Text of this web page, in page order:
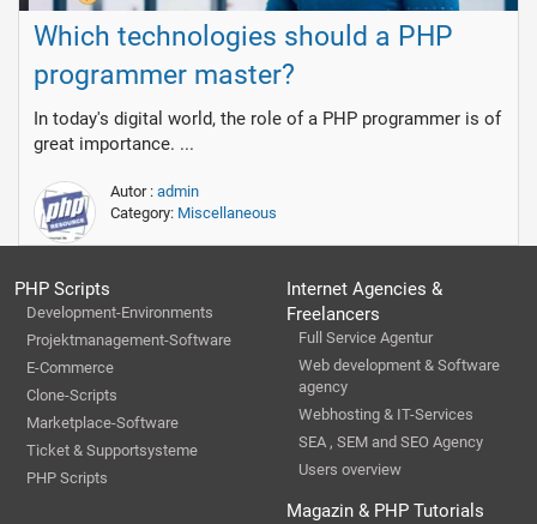
Which technologies should a PHP
programmer master?
In today's digital world, the role of a PHP programmer is of
great importance. ...
Autor : admin
Category: Miscellaneous
PHP Scripts
Development-Environments
Projektmanagement-Software
E-Commerce
Clone-Scripts
Marketplace-Software
Ticket & Supportsysteme
PHP Scripts
Internet Agencies &
Freelancers
Full Service Agentur
Web development & Software
agency
Webhosting & IT-Services
SEA , SEM and SEO Agency
Users overview
Magazin & PHP Tutorials